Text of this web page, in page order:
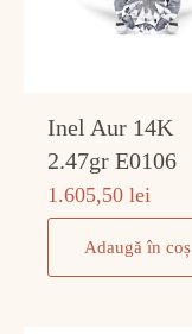
Inel Aur 14K
2.47gr E0106
1.605,50lei
Adaugă în coș